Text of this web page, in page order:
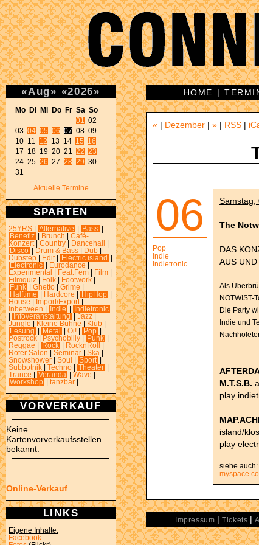
«Aug» «2026»
Mo Di Mi Do Fr Sa So
01
02
03 04 05 06 07 08 09
10 11 12 13 14 15
16
17 18 19 20 21 22 23
24 25 26 27 28 29 30
31
Aktuelle Termine
SPARTEN
25YRS Alternative Bass
Benefiz
Brunch
Café-
Konzert
Country Dancehall
Disco
Drum & Bass Dub
Dubstep
Edit Electric island
Electronic
Eurodance
Experimental
Feat.Fem Film
Filmquiz
Folk Footwork
Funk
Ghetto Grime
Halftime
Hardcore HipHop
House
Import/Export
Inbetween
Indie
Indietronic
Infoveranstaltung Jazz
Jungle
Kleine Bühne Klub
Lesung
Metal Oi! Pop
Postrock
Psychobilly Punk
Reggae
Rock RocknRoll
Roter Salon
Seminar Ska
Snowshower
Soul Sport
Subbotnik
Techno Theater
Trance
Veranda Wave
Workshop
tanzbar
VORVERKAUF
Keine
Kartenvorverkaufsstellen
bekannt.
Online-Verkauf
LINKS
Eigene Inhalte:
Facebook
HOME |
« | Dezember | » | RSS |
06
Pop
Indie
Indietronic
Samstag,
The
DAS
AUS
Als
NOTWIST-
Die Party
Indie und
M.T.S.B.
play
island/
play
siehe auch:
Impressum |Tickets |